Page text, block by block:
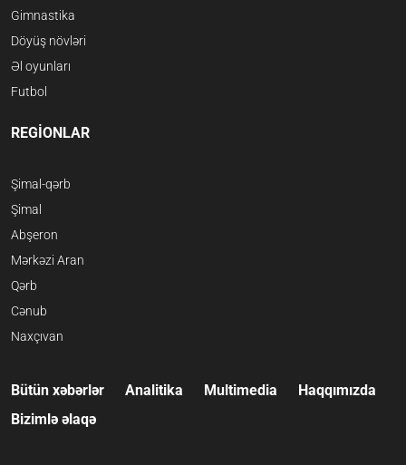
Gimnastika
Döyüş növləri
Əl oyunları
Futbol
REGİONLAR
Şimal-qərb
Şimal
Abşeron
Mərkəzi Aran
Qərb
Cənub
Naxçıvan
Bütün xəbərlər Analitika Multimedia
Haqqımızda
Bizimlə əlaqə